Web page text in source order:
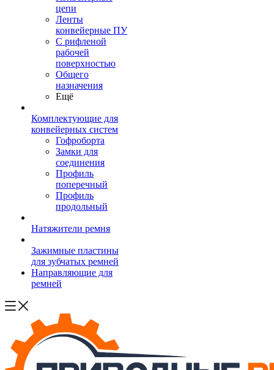
цепи
Ленты
конвейерные ПУ
С рифленой
рабочей
поверхностью
Общего
назначения
Ещё
Комплектующие для
конвейерных систем
Гофроборта
Замки для
соединения
Профиль
поперечный
Профиль
продольный
Натяжители ремня
Зажимные пластины
для зубчатых ремней
Направляющие для
ремней